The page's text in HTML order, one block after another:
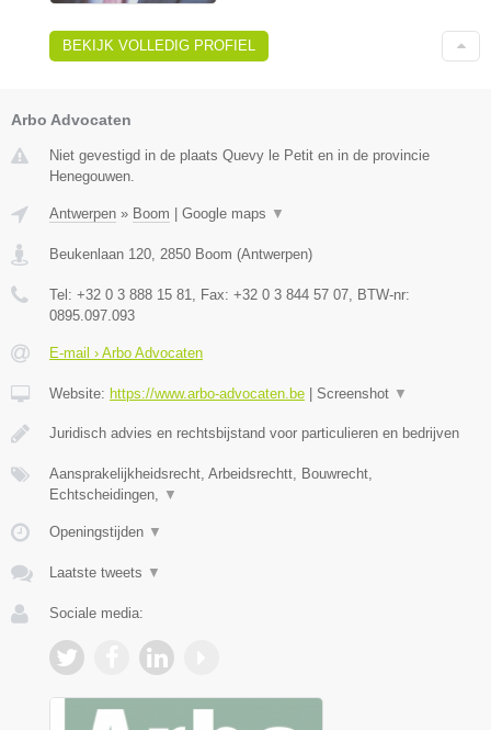
BEKIJK VOLLEDIG PROFIEL
Arbo Advocaten
Niet gevestigd in de plaats Quevy le Petit en in de provincie
Henegouwen.
Antwerpen » Boom | Google maps ▼
Beukenlaan 120 2850 Boom (Antwerpen)
Tel: +32 0 3 888 15 81 , Fax: +32 0 3 844 57 07 , BTW-nr:
0895.097.093
E-mail › Arbo Advocaten
Website: https://www.arbo-advocaten.be | Screenshot ▼
Juridisch advies en rechtsbijstand voor particulieren en bedrijven
Aansprakelijkheidsrecht, Arbeidsrechtt, Bouwrecht,
Echtscheidingen,
▼
Openingstijden ▼
Laatste tweets ▼
Sociale media: